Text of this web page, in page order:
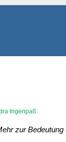
Ingenpaß
zur Bedeutung